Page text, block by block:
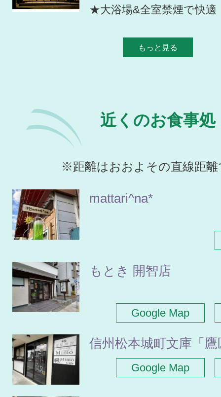
★大浴場&全室禁煙で快適
もっと見る
近くのお食事処
※距離はおおよその直線距離
mattari^na*
もとき 開智店
Google Map
信州松本城町文庫「
Google Map